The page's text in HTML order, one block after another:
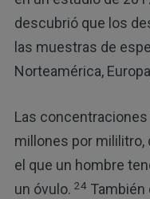
descubrió que los
las muestras de
Norteamérica,
Las
millones por mililitro,
el que un hombre
un óvulo. 24También